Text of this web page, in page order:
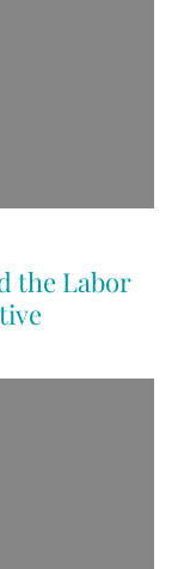
the Labor